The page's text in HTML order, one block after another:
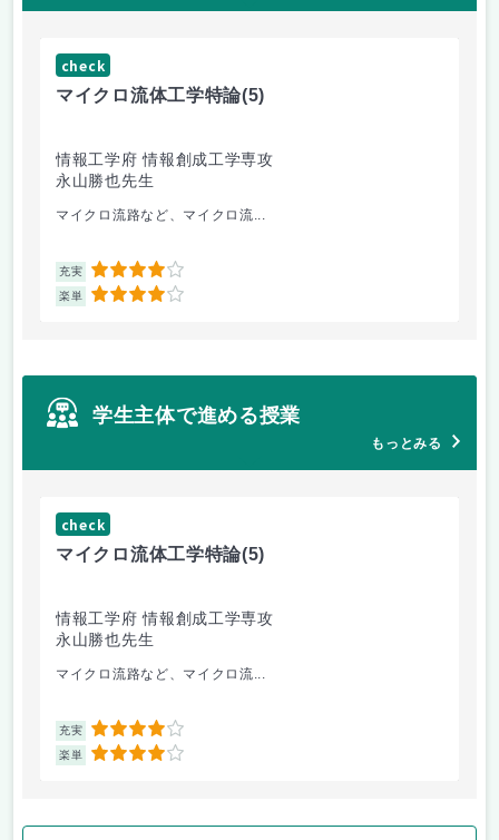
check
マイクロ流体工学特論(5)
情報工学府 情報創成工学専攻
永山勝也先生
マイクロ流路など、マイクロ流...
充実 4
楽単 4
学生主体で進める授業
もっとみる
check
マイクロ流体工学特論(5)
情報工学府 情報創成工学専攻
永山勝也先生
マイクロ流路など、マイクロ流...
充実 4
楽単 4